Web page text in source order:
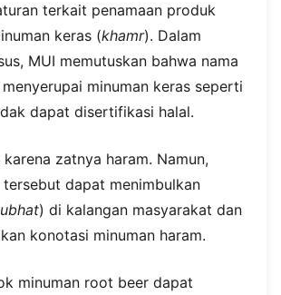
terkait penamaan produk
keras (khamr). Dalam
MUI memutuskan bahwa nama
minuman keras seperti
dapat disertifikasi halal.
zatnya haram. Namun,
tersebut dapat menimbulkan
) di kalangan masyarakat dan
konotasi minuman haram.
minuman root beer dapat